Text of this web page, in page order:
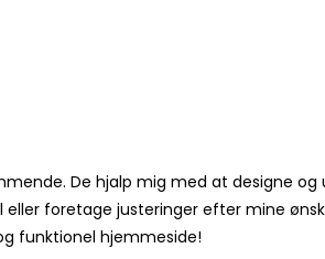
De hjalp mig med at designe og
foretage justeringer efter mine
funktionel hjemmeside!